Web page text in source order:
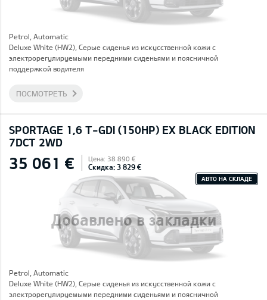
Petrol, Automatic
Deluxe White (HW2), Серые сиденья из искусственной кожи с
электрорегулируемыми передними сиденьями и поясничной
поддержкой водителя
ПОСМОТРЕТЬ
SPORTAGE 1,6 T-GDI (150HP) EX BLACK EDITION
7DCT 2WD
Добавлено в закладки
35 061 € Цена: 38 890 €
Скидка: 3 829 €
АВТО НА СКЛАДЕ
Petrol, Automatic
Deluxe White (HW2), Серые сиденья из искусственной кожи с
электрорегулируемыми передними сиденьями и поясничной